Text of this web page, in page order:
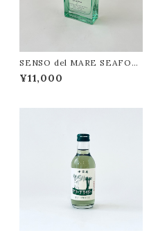
SENSO del MARE SEAFOR
M オードパルファン 50ml
¥11,000